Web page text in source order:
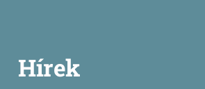
Hírek